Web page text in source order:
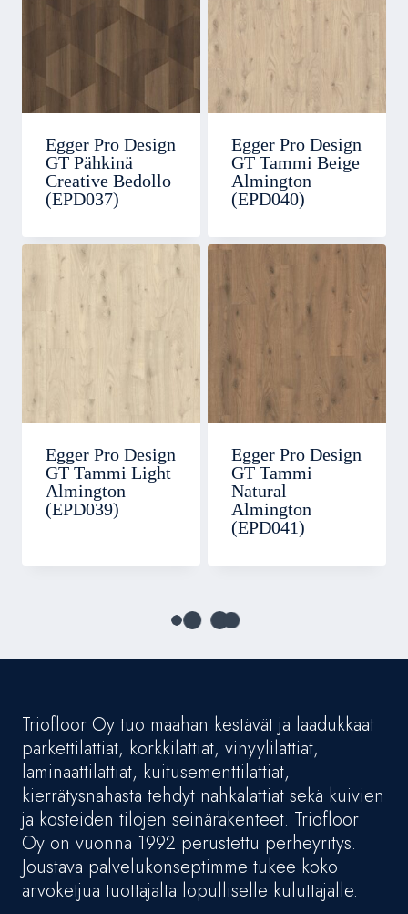
Egger Pro Design
GT Pähkinä
Creative Bedollo
(EPD037)
Egger Pro Design
GT Tammi Beige
Almington
(EPD040)
Egger Pro Design
GT Tammi Light
Almington
(EPD039)
Egger Pro Design
GT Tammi
Natural
Almington
(EPD041)
Triofloor Oy tuo maahan kestävät ja laadukkaat
parkettilattiat, korkkilattiat, vinyylilattiat,
laminaattilattiat, kuitusementtilattiat,
kierrätysnahasta tehdyt nahkalattiat sekä kuivien
ja kosteiden tilojen seinärakenteet. Triofloor
Oy on vuonna 1992 perustettu perheyritys.
Joustava palvelukonseptimme tukee koko
arvoketjua tuottajalta lopulliselle kuluttajalle.